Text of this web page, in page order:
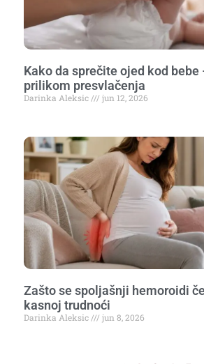
Kako da sprečite ojed kod bebe
prilikom presvlačenja
Darinka Aleksic jun 12, 2026
Zašto se spoljašnji hemoroidi
kasnoj trudnoći
Darinka Aleksic jun 8, 2026